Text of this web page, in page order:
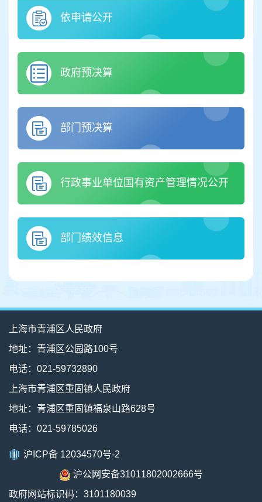
依申请公开
政府预决算
部门预决算
行政事业单位国有资产管理情况公开
部门绩效信息
上海市青浦区人民政府
地址：青浦区公园路100号
电话：021-59732890
上海市青浦区重固镇人民政府
地址：青浦区重固镇福泉山路628号
电话：021-59785026
沪ICP备 12034570号-2
沪公网安备31011802002666号
政府网站标识码：3101180039